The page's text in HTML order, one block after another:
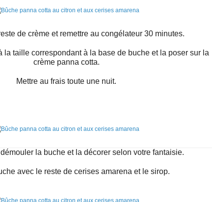
de crème et remettre au congélateur 30 minutes.
la taille correspondant à la base de buche et la poser sur la
crème panna cotta.
Mettre au frais toute une nuit.
la buche et la décorer selon votre fantaisie.
avec le reste de cerises amarena et le sirop.